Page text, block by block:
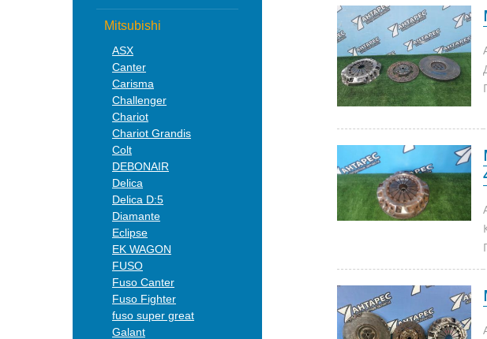
Mitsubishi
ASX
Canter
Carisma
Challenger
Chariot
Chariot Grandis
Colt
DEBONAIR
Delica
Delica D:5
Diamante
Eclipse
EK WAGON
FUSO
Fuso Canter
Fuso Fighter
fuso super great
Galant